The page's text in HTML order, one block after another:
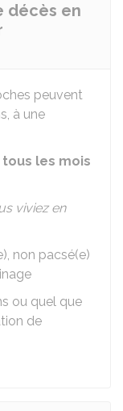
décès en
peuvent
à une
tous les mois
viviez en
non pacsé(e)
ou quel que
de